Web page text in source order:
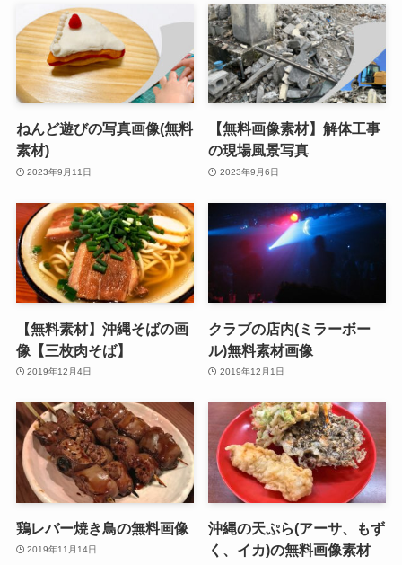
ねんど遊びの写真画像(無料
素材)
2023年9月11日
【無料画像素材】解体工事
の現場風景写真
2023年9月6日
【無料素材】沖縄そばの画
像【三枚肉そば】
2019年12月4日
クラブの店内(ミラーボー
ル)無料素材画像
2019年12月1日
鶏レバー焼き鳥の無料画像
2019年11月14日
沖縄の天ぷら(アーサ、もず
く、イカ)の無料画像素材